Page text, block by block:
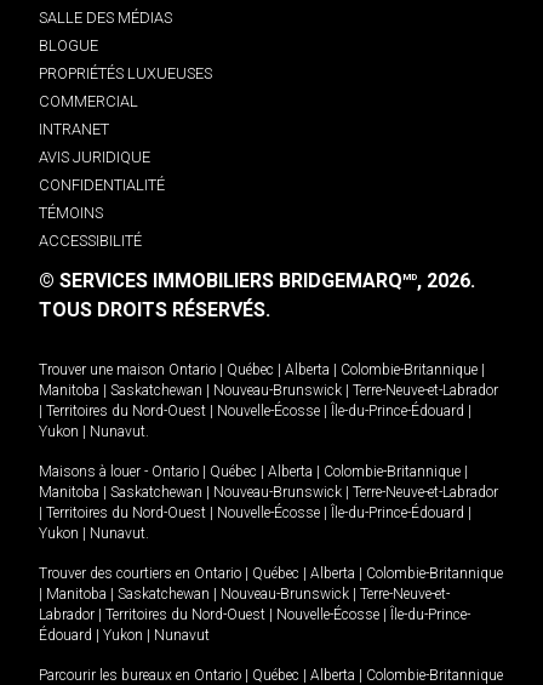
SALLE DES MÉDIAS
BLOGUE
PROPRIÉTÉS LUXUEUSES
COMMERCIAL
INTRANET
AVIS JURIDIQUE
CONFIDENTIALITÉ
TÉMOINS
ACCESSIBILITÉ
© SERVICES IMMOBILIERS BRIDGEMARQMD, 2026.
TOUS DROITS RÉSERVÉS.
Trouver une maison Ontario | Québec | Alberta | Colombie-Britannique |
Manitoba | Saskatchewan | Nouveau-Brunswick | Terre-Neuve-et-Labrador
| Territoires du Nord-Ouest | Nouvelle-Écosse | Île-du-Prince-Édouard |
Yukon | Nunavut
Maisons à louer - Ontario | Québec | Alberta | Colombie-Britannique |
Manitoba | Saskatchewan | Nouveau-Brunswick | Terre-Neuve-et-Labrador
| Territoires du Nord-Ouest | Nouvelle-Écosse | Île-du-Prince-Édouard |
Yukon | Nunavut
Trouver des courtiers en Ontario | Québec | Alberta | Colombie-Britannique
| Manitoba | Saskatchewan | Nouveau-Brunswick | Terre-Neuve-et-
Labrador | Territoires du Nord-Ouest | Nouvelle-Écosse | Île-du-Prince-
Édouard | Yukon | Nunavut
Parcourir les bureaux en Ontario | Québec | Alberta | Colombie-Britannique